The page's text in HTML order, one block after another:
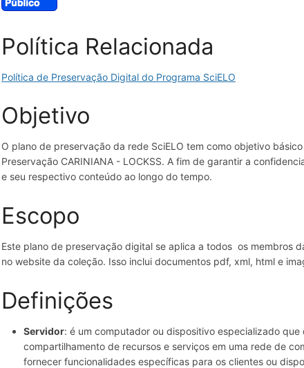
Política Relacionada
Política de Preservação Digital do Programa SciELO
Objetivo
O plano de preservação da rede SciELO tem como objetivo
Preservação CARINIANA - LOCKSS. A fim de garantir a
e seu respectivo conteúdo ao longo do tempo.
Escopo
Este plano de preservação digital se aplica a todos os membros
no website da coleção. Isso inclui documentos pdf, xml, html e
Definições
Servidor: é um computador ou dispositivo especializado
compartilhamento de recursos e serviços em uma rede de
fornecer funcionalidades específicas para os clientes ou